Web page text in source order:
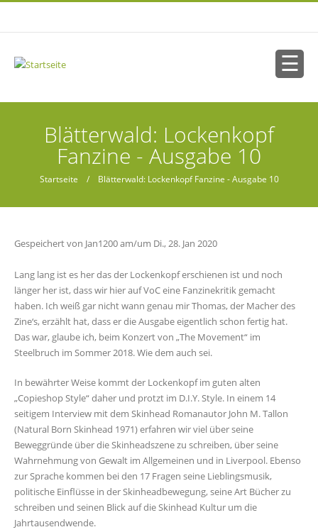
Blätterwald: Lockenkopf
Fanzine - Ausgabe 10
Startseite / Blätterwald: Lockenkopf Fanzine - Ausgabe 10
Gespeichert von Jan1200am/um Di., 28. Jan 2020
Lang lang ist es her das der Lockenkopf erschienen ist und noch
länger her ist, dass wir hier auf VoC eine Fanzinekritik gemacht
haben. Ich weiß gar nicht wann genau mir Thomas, der Macher des
Zine‘s, erzählt hat, dass er die Ausgabe eigentlich schon fertig hat.
Das war, glaube ich, beim Konzert von „The Movement“ im
Steelbruch im Sommer 2018. Wie dem auch sei.
In bewährter Weise kommt der Lockenkopf im guten alten
„Copieshop Style“ daher und protzt im D.I.Y. Style. In einem 14
seitigem Interview mit dem Skinhead Romanautor John M. Tallon
(Natural Born Skinhead 1971) erfahren wir viel über seine
Beweggründe über die Skinheadszene zu schreiben, über seine
Wahrnehmung von Gewalt im Allgemeinen und in Liverpool. Ebenso
zur Sprache kommen bei den 17 Fragen seine Lieblingsmusik,
politische Einflüsse in der Skinheadbewegung, seine Art Bücher zu
schreiben und seinen Blick auf die Skinhead Kultur um die
Jahrtausendwende.